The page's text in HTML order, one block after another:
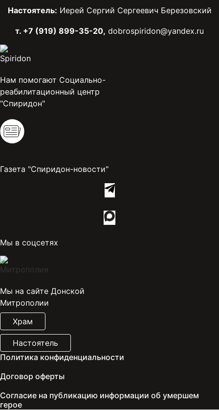
Настоятель: Иерей Сергий Сергеевич Березовский
т. +7 (919) 899-35-20, dobrospiridon@yandex.ru
Нам помогают Социально-
реабилитационный центр
"Спиридон"
Газета "Спиридон-новости"
Мы в соцсетях
Мы на сайте Донской
Митрополии
Храм
Настоятель
Политика конфиденциальности
Договор оферты
Согласие на публикацию информации об умершем
герое